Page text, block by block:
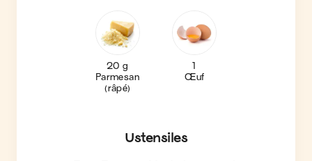
20 g
Parmesan
(râpé)
1
Œuf
Ustensiles